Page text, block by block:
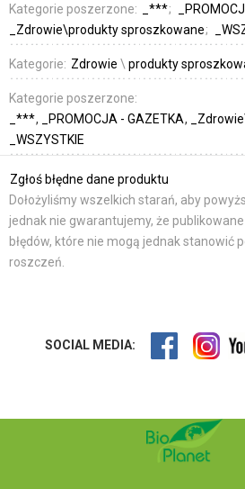
Kategorie poszerzone: _***
_Zdrowie\produkty sproszkowane
Kategorie: Zdrowie \ produkty
Kategorie poszerzone:
_***
_PROMOCJA - GAZETKA
_WSZYSTKIE
Zgłoś błędne dane produktu
Dołożyliśmy wszelkich starań, aby
jednak nie gwarantujemy, że
błędów, które nie mogą jednak stanowić
roszczeń.
SOCIAL MEDIA: